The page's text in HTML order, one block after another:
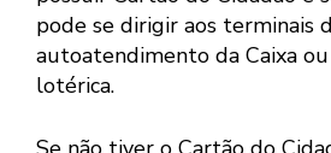
pode se dirigir aos terminais
autoatendimento da Caixa ou
lotérica.